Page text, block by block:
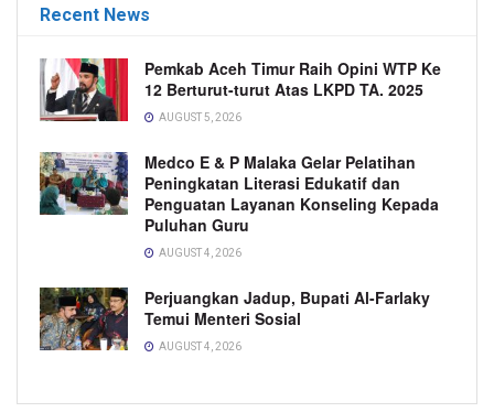
Recent News
Pemkab Aceh Timur Raih Opini WTP Ke
12 Berturut-turut Atas LKPD TA. 2025
AUGUST 5, 2026
Medco E & P Malaka Gelar Pelatihan
Peningkatan Literasi Edukatif dan
Penguatan Layanan Konseling Kepada
Puluhan Guru
AUGUST 4, 2026
Perjuangkan Jadup, Bupati Al-Farlaky
Temui Menteri Sosial
AUGUST 4, 2026